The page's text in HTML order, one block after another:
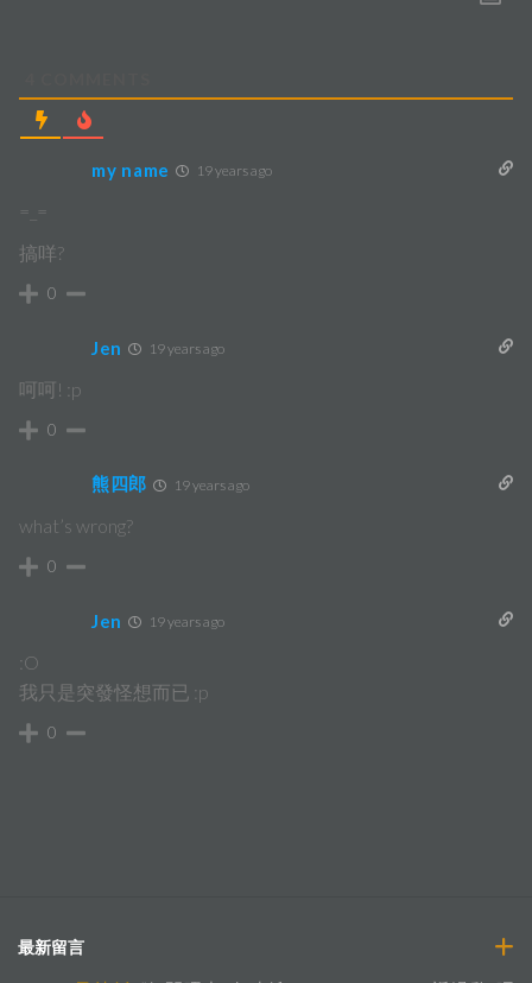
my name 19 years ago
=_=
搞咩?
0
Jen 19 years ago
呵呵! :p
0
熊四郎 19 years ago
what’s wrong?
0
Jen 19 years ago
:O
我只是突發怪想而已 :p
0
最新留言